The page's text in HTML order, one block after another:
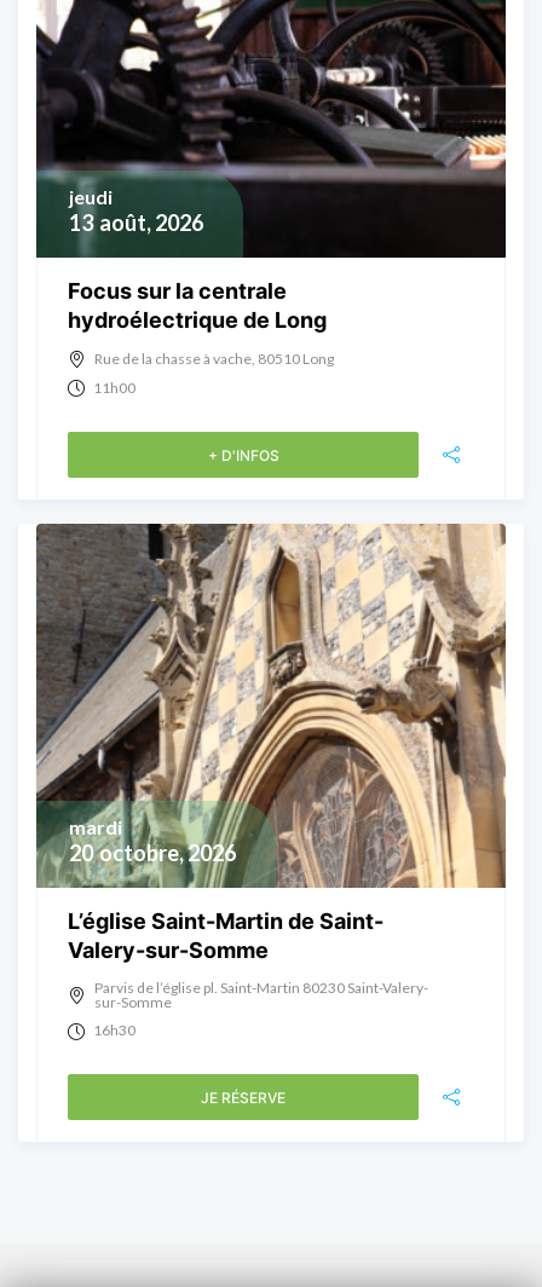
13 août, 2026
jeudi
Focus sur la centrale
hydroélectrique de Long
Rue de la chasse à vache, 80510 Long
11h00
+ D'INFOS
20 octobre, 2026
mardi
L’église Saint-Martin de Saint-
Valery-sur-Somme
Parvis de l’église pl. Saint-Martin 80230 Saint-Valery-
sur-Somme
16h30
JE RÉSERVE